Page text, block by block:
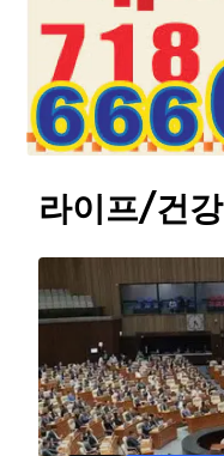
라이프/건강